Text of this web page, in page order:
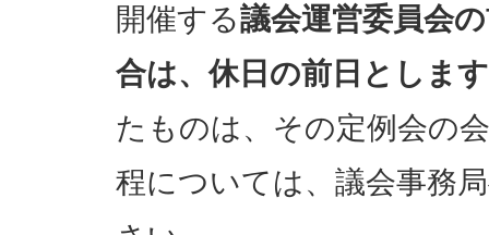
開催する議会運営委員会
合は、休日の前日としま
たものは、その定例会の
程については、議会事務